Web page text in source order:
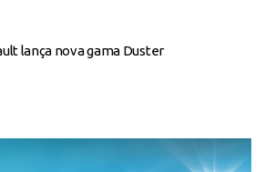
lança nova gama Duster